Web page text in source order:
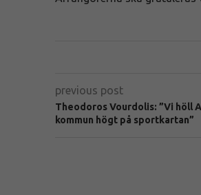
previous post
Theodoros Vourdolis: ”Vi höll
kommun högt på sportkartan”